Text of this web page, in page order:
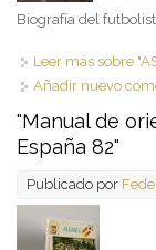
Biografía del
Leer más sobre
Añadir nuevo
"Manual de
España 82"
Publicado por